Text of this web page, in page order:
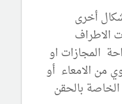
أخرى
الاطراف
المجازات او
من الامعاء أو
بالحقن